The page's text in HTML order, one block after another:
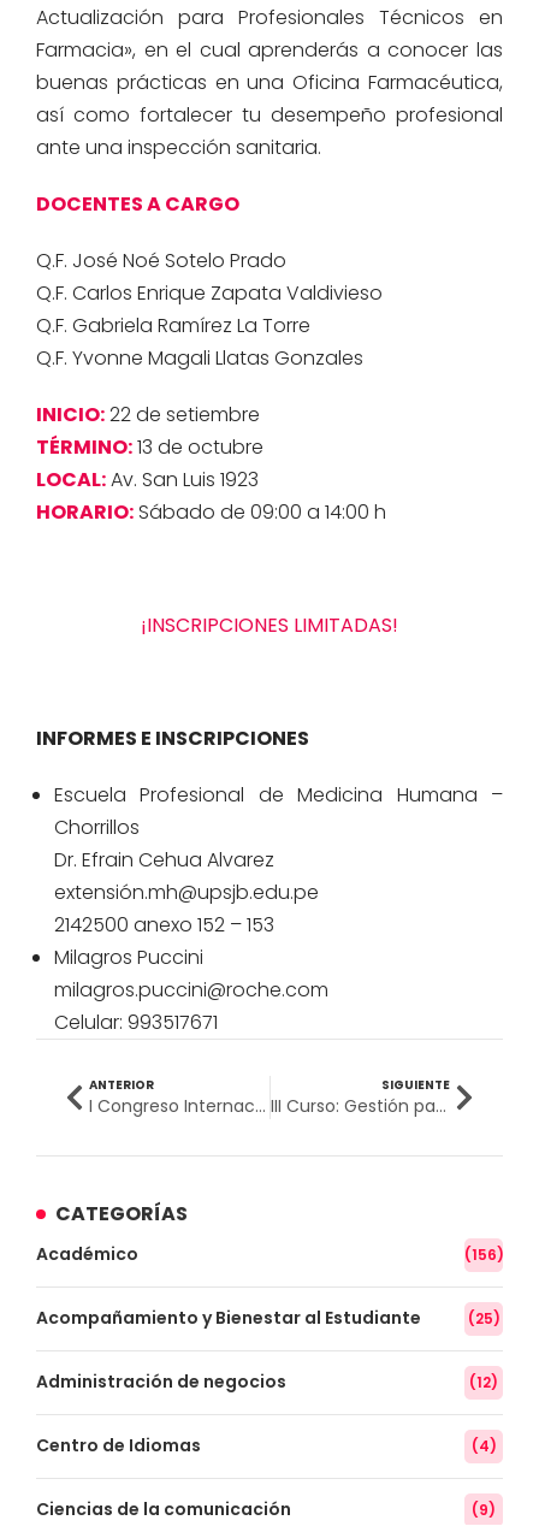
Actualización para Profesionales Técnicos en
Farmacia», en el cual aprenderás a conocer las
buenas prácticas en una Oficina Farmacéutica,
así como fortalecer tu desempeño profesional
ante una inspección sanitaria.
DOCENTES A CARGO
Q.F. José Noé Sotelo Prado
Q.F. Carlos Enrique Zapata Valdivieso
Q.F. Gabriela Ramírez La Torre
Q.F. Yvonne Magali Llatas Gonzales
INICIO:22 de setiembre
TÉRMINO:13 de octubre
LOCAL:Av. San Luis 1923
HORARIO: Sábado de 09:00 a 14:00 h
¡INSCRIPCIONES LIMITADAS!
INFORMES E INSCRIPCIONES
Escuela Profesional de Medicina Humana –
Chorrillos
Dr. Efrain Cehua Alvarez
extensión.mh@upsjb.edu.pe
2142500 anexo 152 – 153
Milagros Puccini
milagros.puccini@roche.com
Celular: 993517671
ANTERIOR
I Congreso Internacional: Avances en Investigación en Ciencias de la Salud
SIGUIENTE
III Curso: Gestión para Químicos Farmacéuticos
CATEGORÍAS
Académico (156)
Acompañamiento y Bienestar al Estudiante (25)
Administración de negocios (12)
Centro de Idiomas (4)
Ciencias de la comunicación (9)